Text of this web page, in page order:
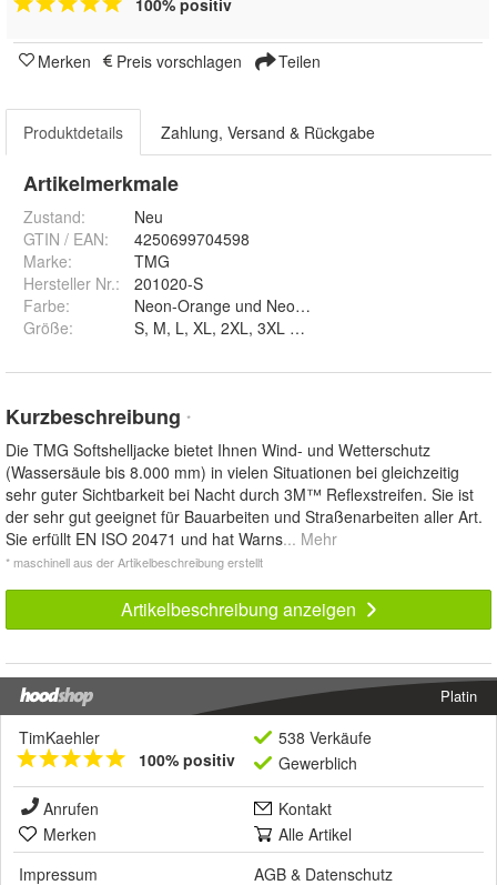
Merken Preis vorschlagen Teilen
Produktdetails Zahlung, Versand & Rückgabe
Artikelmerkmale
Zustand:
Neu
GTIN / EAN:
4250699704598
Marke:
TMG
Hersteller Nr.:
201020-S
Farbe:
Neon-Orange und Neon-Gelb
Größe:
Kurzbeschreibung *
Die TMG Softshelljacke bietet Ihnen Wind- und Wetterschutz
(Wassersäule bis 8.000 mm) in vielen Situationen bei gleichzeitig
sehr guter Sichtbarkeit bei Nacht durch 3M™ Reflexstreifen. Sie ist
der sehr gut geeignet für Bauarbeiten und Straßenarbeiten aller Art.
Sie erfüllt EN ISO 20471 und hat Warns... Mehr
* maschinell aus der Artikelbeschreibung erstellt
Artikelbeschreibung anzeigen
Platin
TimKaehler
100% positiv
538 Verkäufe
Gewerblich
Anrufen
Kontakt
Merken
Alle Artikel
Impressum
AGB & Datenschutz